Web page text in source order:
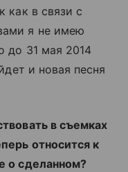
как в связи с
я не имею
до 31 мая 2014
и новая песня
в съемках
относится к
о сделанном?